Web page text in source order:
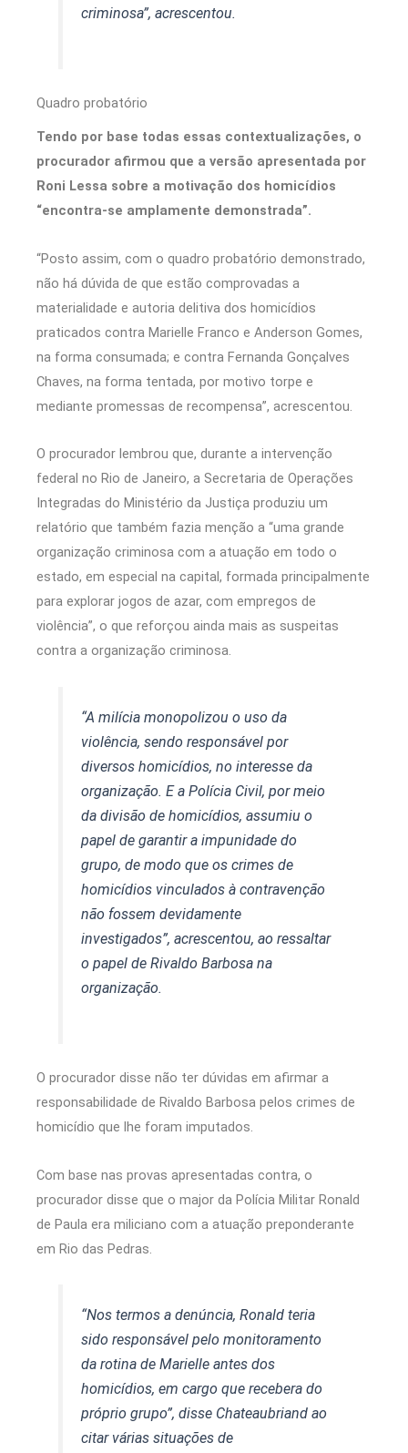
criminosa”, acrescentou.
Quadro probatório
Tendo por base todas essas contextualizações, o
procurador afirmou que a versão apresentada por
Roni Lessa sobre a motivação dos homicídios
“encontra-se amplamente demonstrada”.
“Posto assim, com o quadro probatório demonstrado,
não há dúvida de que estão comprovadas a
materialidade e autoria delitiva dos homicídios
praticados contra Marielle Franco e Anderson Gomes,
na forma consumada; e contra Fernanda Gonçalves
Chaves, na forma tentada, por motivo torpe e
mediante promessas de recompensa”, acrescentou.
O procurador lembrou que, durante a intervenção
federal no Rio de Janeiro, a Secretaria de Operações
Integradas do Ministério da Justiça produziu um
relatório que também fazia menção a “uma grande
organização criminosa com a atuação em todo o
estado, em especial na capital, formada principalmente
para explorar jogos de azar, com empregos de
violência”, o que reforçou ainda mais as suspeitas
contra a organização criminosa.
“A milícia monopolizou o uso da
violência, sendo responsável por
diversos homicídios, no interesse da
organização. E a Polícia Civil, por meio
da divisão de homicídios, assumiu o
papel de garantir a impunidade do
grupo, de modo que os crimes de
homicídios vinculados à contravenção
não fossem devidamente
investigados”, acrescentou, ao ressaltar
o papel de Rivaldo Barbosa na
organização.
O procurador disse não ter dúvidas em afirmar a
responsabilidade de Rivaldo Barbosa pelos crimes de
homicídio que lhe foram imputados.
Com base nas provas apresentadas contra, o
procurador disse que o major da Polícia Militar Ronald
de Paula era miliciano com a atuação preponderante
em Rio das Pedras.
“Nos termos a denúncia, Ronald teria
sido responsável pelo monitoramento
da rotina de Marielle antes dos
homicídios, em cargo que recebera do
próprio grupo”, disse Chateaubriand ao
citar várias situações de